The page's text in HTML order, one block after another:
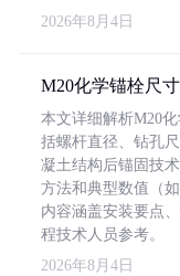
2026年8月4日
M20化学锚栓尺
本文详细解析M20
括螺杆直径、钻孔
凝土结构后锚固技
方法和典型数值（
内容涵盖安装要点
程技术人员参考。
2026年8月4日